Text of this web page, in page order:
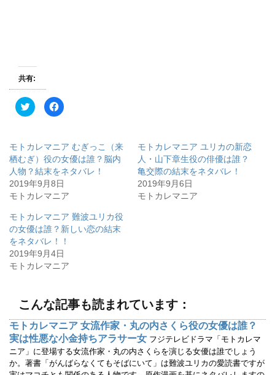
共有:
ク
リ
T
w
i
t
t
e
r
で
有
(
新
し
い
ウ
ィ
ン
き
ま
す
)
F
a
o
k
で
共
有
す
る
に
ク
リ
ッ
ク
し
て
く
だ
し
い
ウ
ィ
ン
ド
ウ
で
開
き
モトカレマニア むぎっこ（来
栖むぎ）役の女優は誰？脳内
人物？結末をネタバレ！
2019年9月8日
モトカレマニア
モトカレマニア ユリカの新恋
人・山下章生役の俳優は誰？
亀交際の結末をネタバレ！
2019年9月6日
モトカレマニア
モトカレマニア 難波ユリカ役
の女優は誰？新しい恋の結末
をネタバレ！！
2019年9月4日
モトカレマニア
こんな記事も読まれています：
モトカレマニア 女流作家・丸の内さくら役の女優は誰？
実は性悪な小金持ちアラサー女 フジテレビドラマ「モトカレマ
ニア」に登場する女流作家・丸の内さくらを演じる女優は誰でしょう
か。著書「がんばらなくてもそばにいて」は難波ユリカの愛読書ですが